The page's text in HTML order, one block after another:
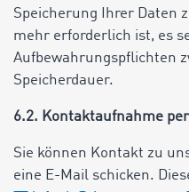
Speicherung Ihrer Daten
mehr erforderlich ist, es
Aufbewahrungspflichten
Speicherdauer.
6.2. Kontaktaufnahme
Sie können Kontakt zu
eine E-Mail schicken.